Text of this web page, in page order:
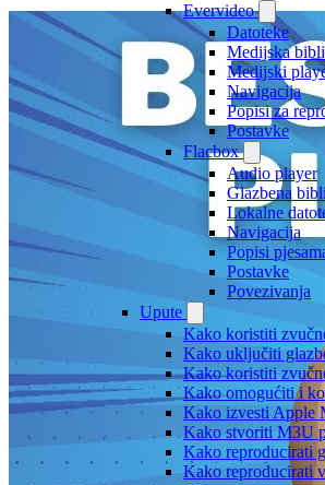
Evervideo
Datoteke
Medijska
Medijski
Navigacija
Popisi za
Postavke
Flacbox
Audio player
Glazbena
Lokalne
Navigacija
Popisi
Postavke
Povezivanja
Upute
Kako koristiti
Kako uključiti
Kako koristiti
Kako omogućiti i
Kako izvesti Apple
Kako stvoriti M3U
Kako reproducirati
Kako reproducirati